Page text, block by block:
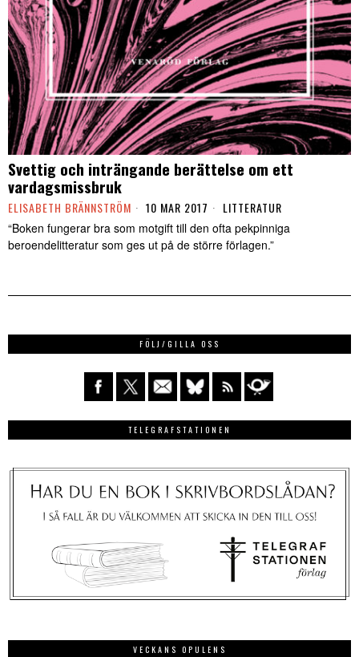
Svettig och inträngande berättelse om ett
vardagsmissbruk
ELISABETH BRÄNNSTRÖM 10 MAR 2017 LITTERATUR
“Boken fungerar bra som motgift till den ofta pekpinniga
beroendelitteratur som ges ut på de större förlagen.”
FÖLJ/GILLA OSS
TELEGRAFSTATIONEN
VECKANS OPULENS